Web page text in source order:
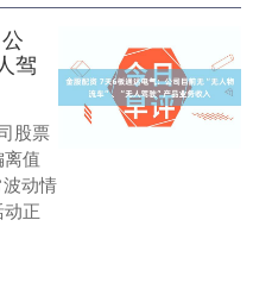
驾
股票
值
动情
正